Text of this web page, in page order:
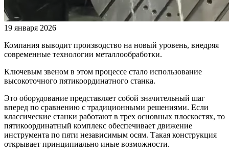
19 января 2026
Компания выводит производство на новый уровень, внедряя
современные технологии металлообработки.
Ключевым звеном в этом процессе стало использование
высокоточного пятикоординатного станка.
Это оборудование представляет собой значительный шаг
вперед по сравнению с традиционными решениями. Если
классические станки работают в трех основных плоскостях, то
пятикоординатный комплекс обеспечивает движение
инструмента по пяти независимым осям. Такая конструкция
открывает принципиально иные возможности.